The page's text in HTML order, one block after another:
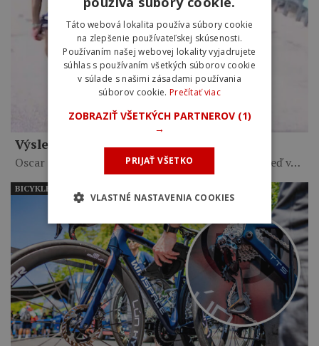
Výsledky 2. etapy Okolo Burgosu 2026
Oscar Onley triumfoval na vrchole Valle del Sol, keď v…
BICYKLE PROFESIONÁLNYCH CYKLISTOV
Táto webová lokalita používa súbory cookie
na zlepšenie používateľskej skúsenosti.
Používaním našej webovej lokality vyjadrujete
súhlas s používaním všetkých súborov cookie
v súlade s našimi zásadami používania
súborov cookie. Prečítať viac
ZOBRAZIŤ VŠETKÝCH PARTNEROV (1)
→
PRIJAŤ VŠETKO
VLASTNÉ NASTAVENIA COOKIES